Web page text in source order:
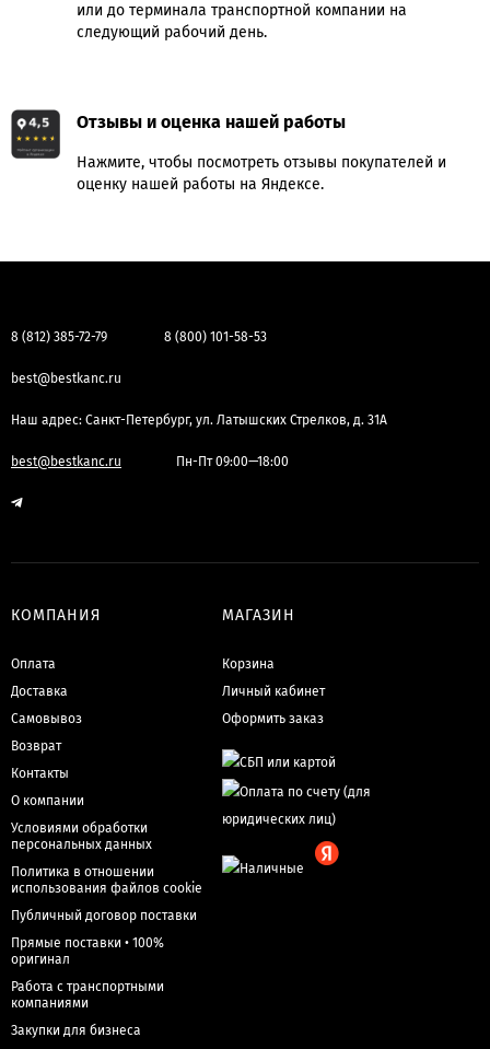
или до терминала транспортной компании на
следующий рабочий день.
Отзывы и оценка нашей работы
Нажмите, чтобы посмотреть отзывы покупателей и
оценку нашей работы на Яндексе.
8 (812) 385-72-79 8 (800) 101-58-53
best@bestkanc.ru
Наш адрес: Санкт-Петербург, ул. Латышских Стрелков, д. 31А
best@bestkanc.ru Пн-Пт 09:00—18:00
КОМПАНИЯ
Оплата
Доставка
Самовывоз
Возврат
Контакты
О компании
Условиями обработки
персональных данных
Политика в отношении
использования файлов cookie
Публичный договор поставки
Прямые поставки • 100%
оригинал
Работа с транспортными
компаниями
Закупки для бизнеса
МАГАЗИН
Корзина
Личный кабинет
Оформить заказ